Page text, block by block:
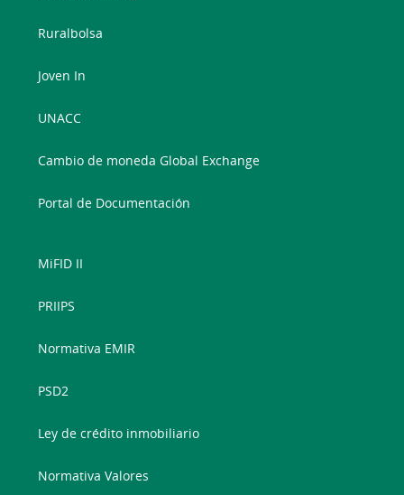
Ruralbolsa
Joven In
UNACC
Cambio de moneda Global Exchange
Portal de Documentación
MiFID II
PRIIPS
Normativa EMIR
PSD2
Ley de crédito inmobiliario
Normativa Valores